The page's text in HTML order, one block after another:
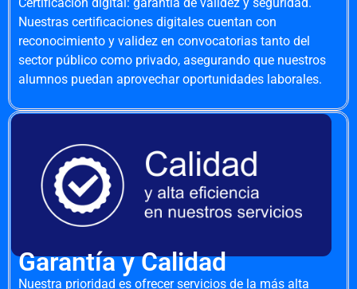
Nuestras certificaciones digitales cuentan con
reconocimiento y validez en convocatorias tanto del
sector público como privado, asegurando que nuestros
alumnos puedan aprovechar oportunidades laborales.
Garantía y Calidad
Nuestra prioridad es ofrecer servicios de la más alta